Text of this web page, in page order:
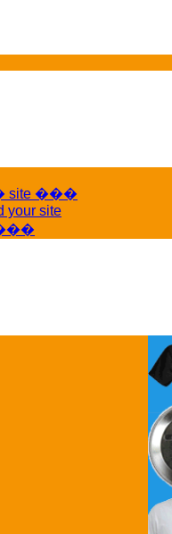
site ���
your site